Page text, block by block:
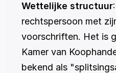
Wettelijke structuur
rechtspersoon met
voorschriften. Het is
Kamer van
bekend als